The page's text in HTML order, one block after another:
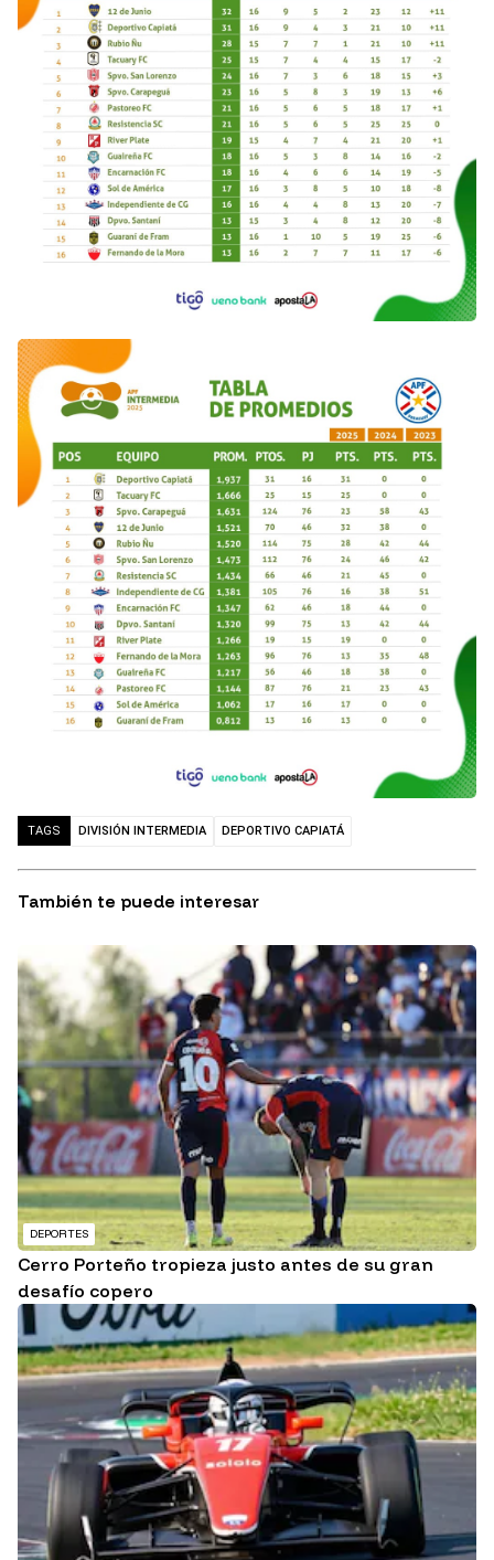
TAGS DIVISIÓN INTERMEDIA DEPORTIVO CAPIATÁ
También te puede interesar
DEPORTES
Cerro Porteño tropieza justo antes de su gran
desafío copero